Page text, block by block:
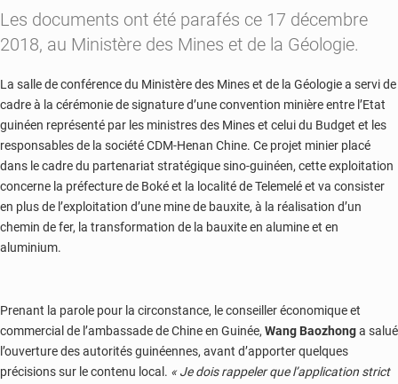
Les documents ont été parafés ce 17 décembre
2018, au Ministère des Mines et de la Géologie.
La salle de conférence du Ministère des Mines et de la Géologie a servi de
cadre à la cérémonie de signature d’une convention minière entre l’Etat
guinéen représenté par les ministres des Mines et celui du Budget et les
responsables de la société CDM-Henan Chine. Ce projet minier placé
dans le cadre du partenariat stratégique sino-guinéen, cette exploitation
concerne la préfecture de Boké et la localité de Telemelé et va consister
en plus de l’exploitation d’une mine de bauxite, à la réalisation d’un
chemin de fer, la transformation de la bauxite en alumine et en
aluminium.
Prenant la parole pour la circonstance, le conseiller économique et
commercial de l’ambassade de Chine en Guinée, Wang Baozhonga salué
l’ouverture des autorités guinéennes, avant d’apporter quelques
précisions sur le contenu local. « Je dois rappeler que l’application strict